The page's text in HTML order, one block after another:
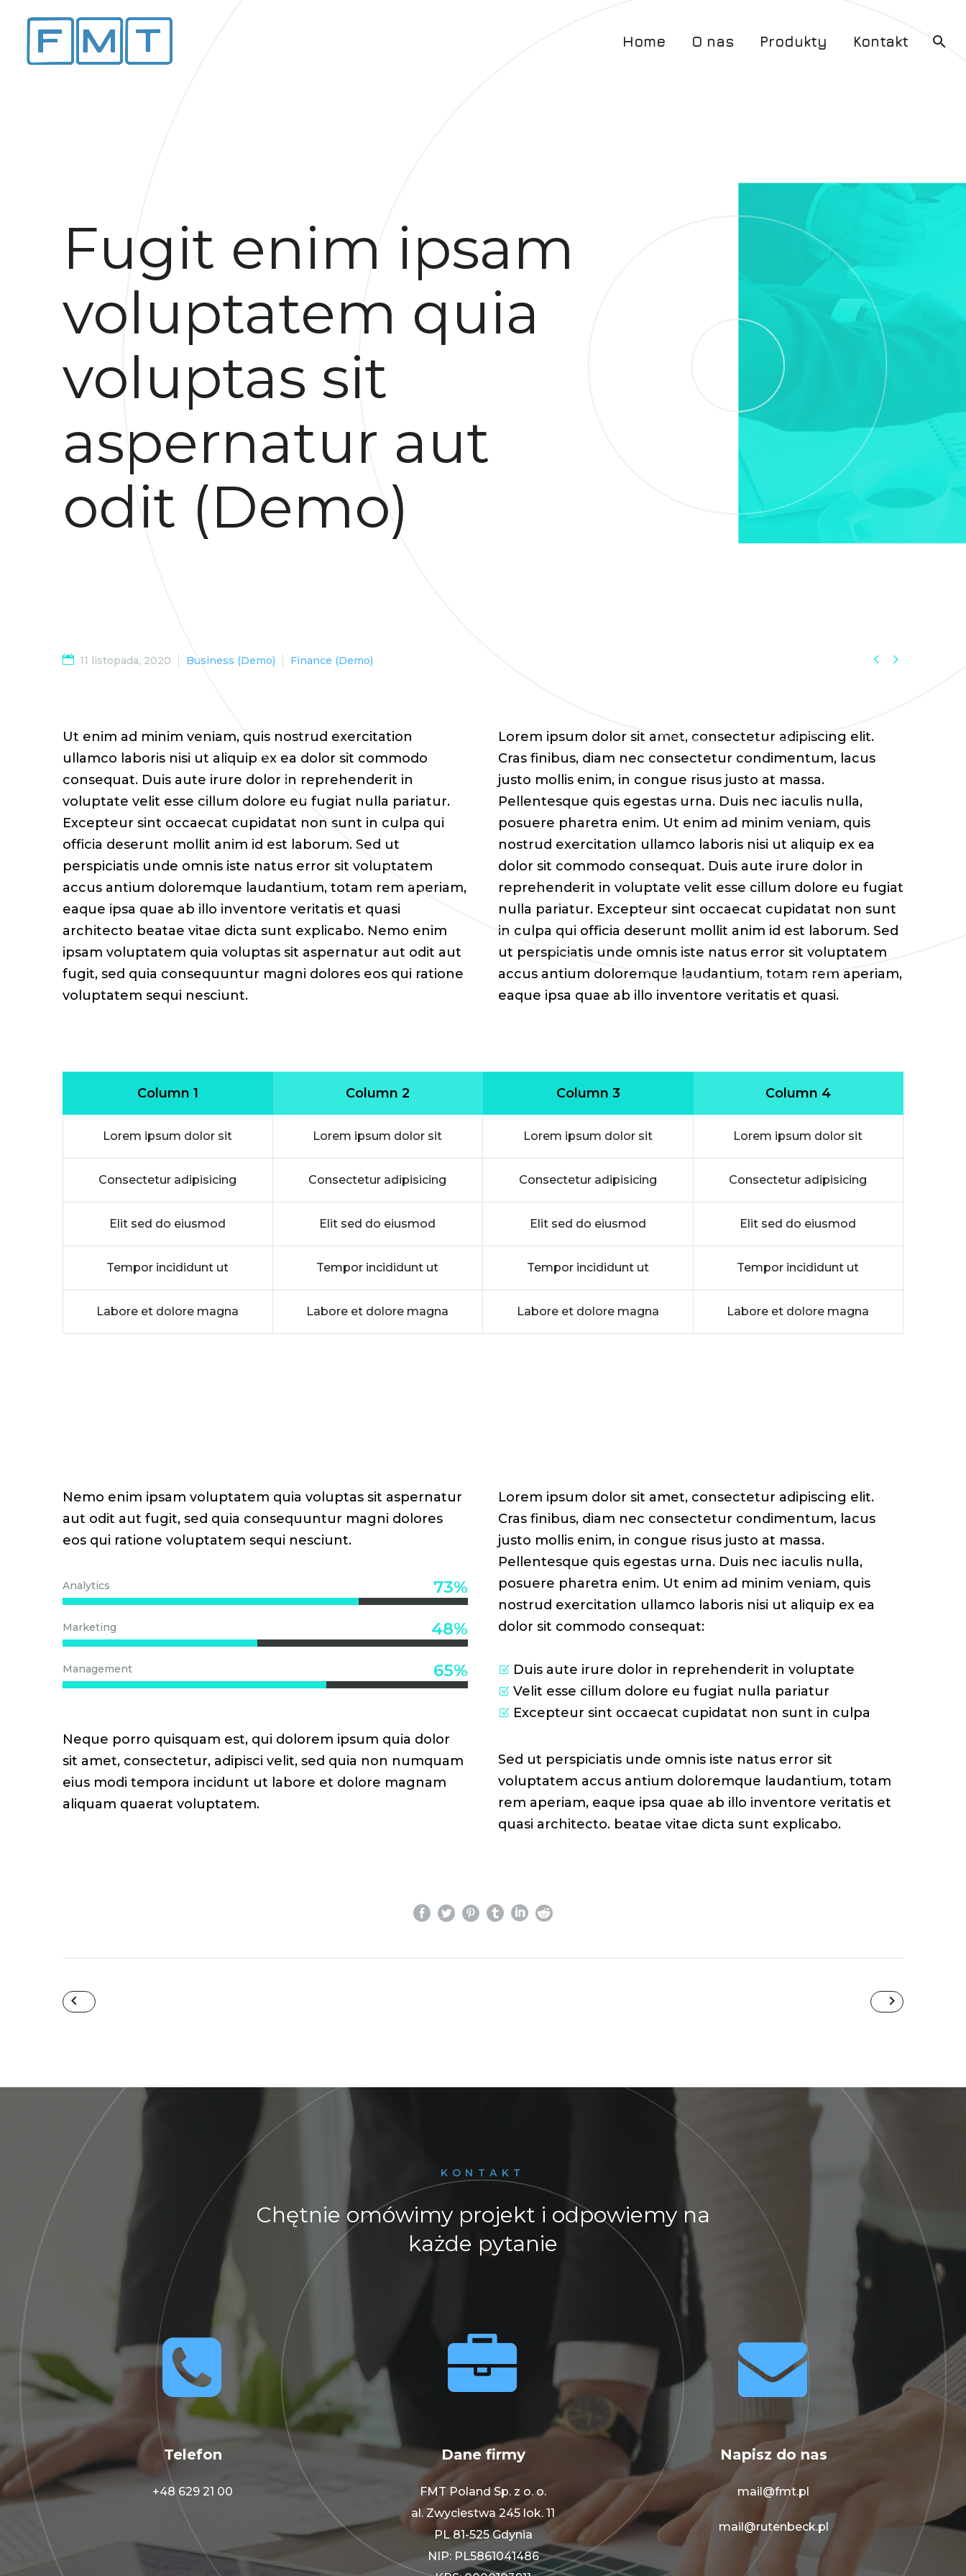
Home O nas Produkty Kontakt
Fugit enim ipsam
voluptatem quia
voluptas sit
aspernatur aut
odit (Demo)
 
11 listopada, 2020 Business (Demo) Finance (Demo)
Ut enim ad minim veniam, quis nostrud exercitation
ullamco laboris nisi ut aliquip ex ea dolor sit commodo
consequat. Duis aute irure dolor in reprehenderit in
voluptate velit esse cillum dolore eu fugiat nulla pariatur.
Excepteur sint occaecat cupidatat non sunt in culpa qui
officia deserunt mollit anim id est laborum. Sed ut
perspiciatis unde omnis iste natus error sit voluptatem
accus antium doloremque laudantium, totam rem aperiam,
eaque ipsa quae ab illo inventore veritatis et quasi
architecto beatae vitae dicta sunt explicabo. Nemo enim
ipsam voluptatem quia voluptas sit aspernatur aut odit aut
fugit, sed quia consequuntur magni dolores eos qui ratione
voluptatem sequi nesciunt.
Lorem ipsum dolor sit amet, consectetur adipiscing elit.
Cras finibus, diam nec consectetur condimentum, lacus
justo mollis enim, in congue risus justo at massa.
Pellentesque quis egestas urna. Duis nec iaculis nulla,
posuere pharetra enim. Ut enim ad minim veniam, quis
nostrud exercitation ullamco laboris nisi ut aliquip ex ea
dolor sit commodo consequat. Duis aute irure dolor in
reprehenderit in voluptate velit esse cillum dolore eu fugiat
nulla pariatur. Excepteur sint occaecat cupidatat non sunt
in culpa qui officia deserunt mollit anim id est laborum. Sed
ut perspiciatis unde omnis iste natus error sit voluptatem
accus antium doloremque laudantium, totam rem aperiam,
eaque ipsa quae ab illo inventore veritatis et quasi.
Column 1
Lorem ipsum dolor sit
Consectetur adipisicing
Elit sed do eiusmod
Tempor incididunt ut
Labore et dolore magna
Column 2
Lorem ipsum dolor sit
Consectetur adipisicing
Elit sed do eiusmod
Tempor incididunt ut
Labore et dolore magna
Column 3
Lorem ipsum dolor sit
Consectetur adipisicing
Elit sed do eiusmod
Tempor incididunt ut
Labore et dolore magna
Column 4
Lorem ipsum dolor sit
Consectetur adipisicing
Elit sed do eiusmod
Tempor incididunt ut
Labore et dolore magna
Nemo enim ipsam voluptatem quia voluptas sit aspernatur
aut odit aut fugit, sed quia consequuntur magni dolores
eos qui ratione voluptatem sequi nesciunt.
Analytics 73%
Marketing 48%
Management 65%
Neque porro quisquam est, qui dolorem ipsum quia dolor
sit amet, consectetur, adipisci velit, sed quia non numquam
eius modi tempora incidunt ut labore et dolore magnam
aliquam quaerat voluptatem.
Lorem ipsum dolor sit amet, consectetur adipiscing elit.
Cras finibus, diam nec consectetur condimentum, lacus
justo mollis enim, in congue risus justo at massa.
Pellentesque quis egestas urna. Duis nec iaculis nulla,
posuere pharetra enim. Ut enim ad minim veniam, quis
nostrud exercitation ullamco laboris nisi ut aliquip ex ea
dolor sit commodo consequat:
Duis aute irure dolor in reprehenderit in voluptate
Velit esse cillum dolore eu fugiat nulla pariatur
Excepteur sint occaecat cupidatat non sunt in culpa
Sed ut perspiciatis unde omnis iste natus error sit
voluptatem accus antium doloremque laudantium, totam
rem aperiam, eaque ipsa quae ab illo inventore veritatis et
quasi architecto. beatae vitae dicta sunt explicabo.
KONTAKT
Chętnie omówimy projekt i odpowiemy na
każde pytanie


Telefon
+48 629 21 00


Dane firmy
FMT Poland Sp. z o. o.
al. Zwyciestwa 245 lok. 11
PL 81-525 Gdynia
NIP: PL5861041486


Napisz do nas
mail@fmt.pl
mail@rutenbeck.pl